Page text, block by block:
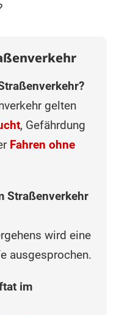
gelten
, Gefährdung
Fahren ohne
Straßenverkehr
wird eine
ausgesprochen.
im